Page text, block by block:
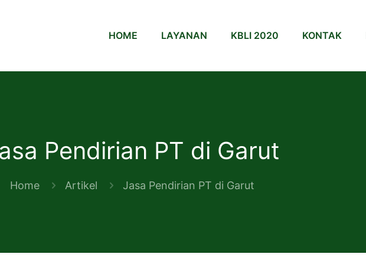
HOME LAYANAN KBLI 2020 KONTAK
Pendirian PT di Garut
Home Artikel Jasa Pendirian PT di Garut